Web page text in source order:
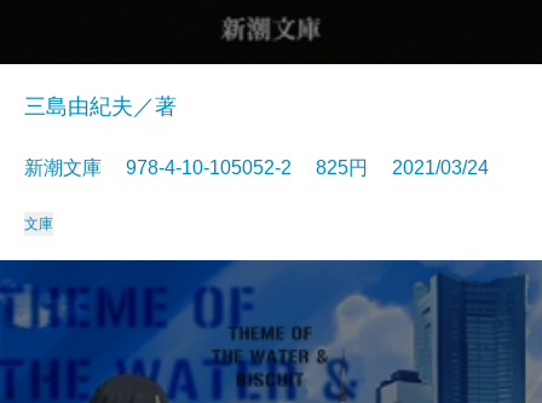
三島由紀夫／著
新潮文庫 978-4-10-105052-2 825円 2021/03/24
文庫